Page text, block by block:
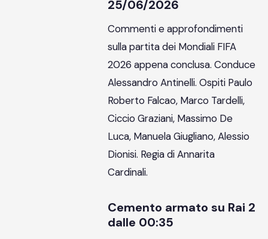
25/06/2026
Commenti e approfondimenti
sulla partita dei Mondiali FIFA
2026 appena conclusa. Conduce
Alessandro Antinelli. Ospiti Paulo
Roberto Falcao, Marco Tardelli,
Ciccio Graziani, Massimo De
Luca, Manuela Giugliano, Alessio
Dionisi. Regia di Annarita
Cardinali.
Cemento armato su Rai 2
dalle 00:35